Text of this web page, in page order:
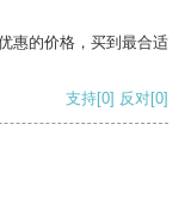
惠的价格，买到最合适
支持[0] 反对[0]